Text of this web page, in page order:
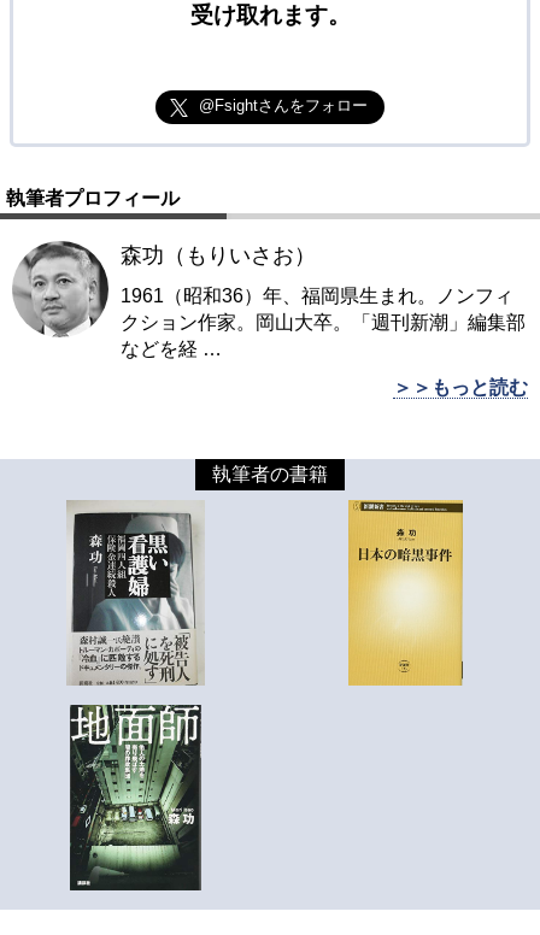
受け取れます。
@Fsightさんをフォロー
執筆者プロフィール
森功（もりいさお）
1961（昭和36）年、福岡県生まれ。ノンフィ
クション作家。岡山大卒。「週刊新潮」編集部
などを経 …
＞＞もっと読む
執筆者の書籍